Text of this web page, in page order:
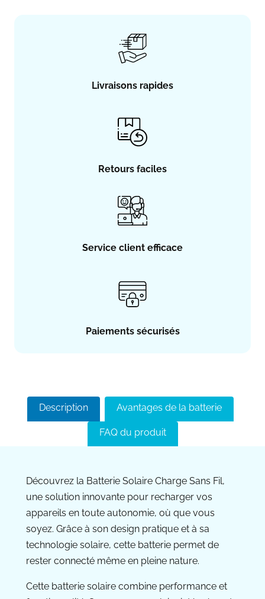
Livraisons rapides
Retours faciles
Service client efficace
Paiements sécurisés
Description Avantages de la batterie
FAQ du produit
Découvrez la Batterie Solaire Charge Sans Fil,
une solution innovante pour recharger vos
appareils en toute autonomie, où que vous
soyez. Grâce à son design pratique et à sa
technologie solaire, cette batterie permet de
rester connecté même en pleine nature.
Cette batterie solaire combine performance et